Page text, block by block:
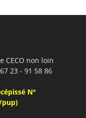
CECO non loin
23 - 91 58 86
N°
pup)